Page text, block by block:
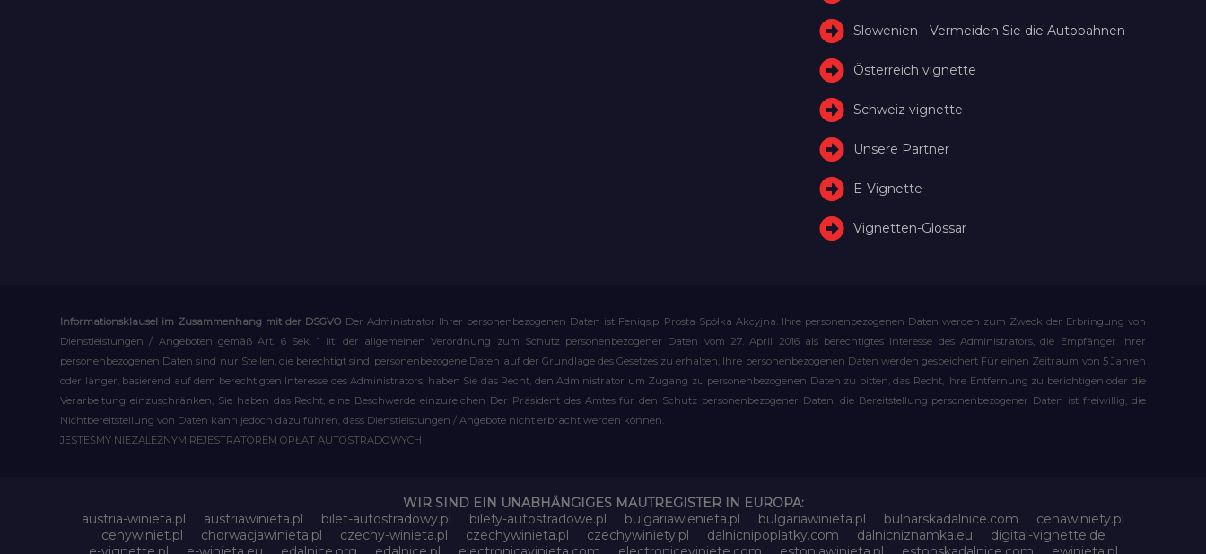
Slowenien - Vermeiden Sie die Autobahnen
Österreich vignette
Schweiz vignette
Unsere Partner
E-Vignette
Vignetten-Glossar
Informationsklausel im Zusammenhang mit der DSGVO Der Administrator Ihrer personenbezogenen Daten ist Feniqs.pl Prosta Spółka Akcyjna. Ihre personenbezogenen Daten werden zum Zweck der Erbringung von
Dienstleistungen / Angeboten gemäß Art. 6 Sek. 1 lit. der allgemeinen Verordnung zum Schutz personenbezogener Daten vom 27. April 2016 als berechtigtes Interesse des Administrators, die Empfänger Ihrer
personenbezogenen Daten sind nur Stellen, die berechtigt sind, personenbezogene Daten auf der Grundlage des Gesetzes zu erhalten, Ihre personenbezogenen Daten werden gespeichert Für einen Zeitraum von 5 Jahren
oder länger, basierend auf dem berechtigten Interesse des Administrators, haben Sie das Recht, den Administrator um Zugang zu personenbezogenen Daten zu bitten, das Recht, ihre Entfernung zu berichtigen oder die
Verarbeitung einzuschränken, Sie haben das Recht, eine Beschwerde einzureichen Der Präsident des Amtes für den Schutz personenbezogener Daten, die Bereitstellung personenbezogener Daten ist freiwillig, die
Nichtbereitstellung von Daten kann jedoch dazu führen, dass Dienstleistungen / Angebote nicht erbracht werden können.
JESTEŚMY NIEZALEŻNYM REJESTRATOREM OPŁAT AUTOSTRADOWYCH
WIR SIND EIN UNABHÄNGIGES MAUTREGISTER IN EUROPA:
austria-winieta.pl
austriawinieta.pl bilet-autostradowy.pl bilety-autostradowe.pl bulgariawienieta.pl bulgariawinieta.pl bulharskadalnice.com
cenawiniety.pl
cenywiniet.pl
chorwacjawinieta.pl czechy-winieta.pl czechywinieta.pl czechywiniety.pl dalnicnipoplatky.com dalnicniznamka.eu
digital-vignette.de